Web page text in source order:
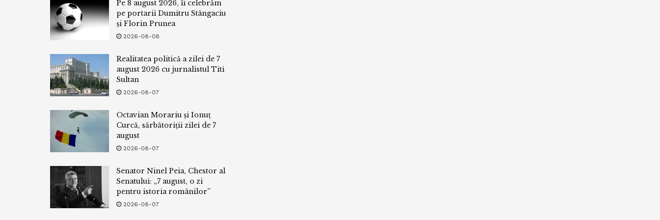
Pe 8 august 2026, îi celebrăm
pe portarii Dumitru Stângaciu
și Florin Prunea
2026-08-08
Realitatea politică a zilei de 7
august 2026 cu jurnalistul Titi
Sultan
2026-08-07
Octavian Morariu și Ionuț
Curcă, sărbătoriții zilei de 7
august
2026-08-07
Senator Ninel Peia, Chestor al
Senatului: „7 august, o zi
pentru istoria românilor”
2026-08-07